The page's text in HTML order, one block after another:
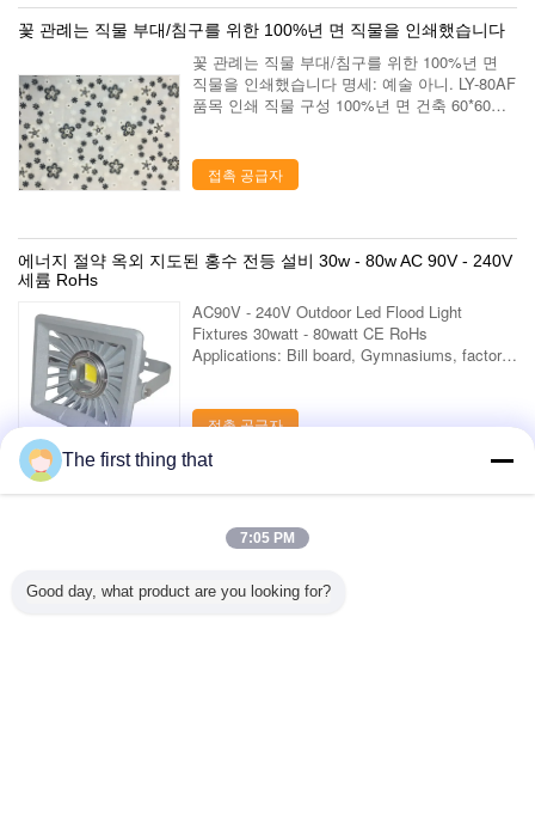
꽃 관례는 직물 부대/침구를 위한 100%년 면 직물을 인쇄했습니다
꽃 관례는 직물 부대/침구를 위한 100%년 면
직물을 인쇄했습니다 명세: 예술 아니. LY-80AF
품목 인쇄 직물 구성 100%년 면 건축 60*60
인을 개발하...
접촉 공급자
에너지 절약 옥외 지도된 홍수 전등 설비 30w - 80w AC 90V - 240V
세륨 RoHs
AC90V - 240V Outdoor Led Flood Light
Fixtures 30watt - 80watt CE RoHs
Applications: Bill board, Gymnasiums, factory
접촉 공급자
1 / 5
모든 제품 >를 전망하십시오;
The first thing that
7:05 PM
Good day, what product are you looking for?